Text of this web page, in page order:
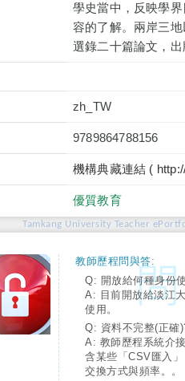
學史當中，反映學
容的了解。兩岸三
選錄二十篇論文，
zh_TW
9789864788156
機構典藏連結 (
優質教育
Tamkang University Teacher
教師歷程問與答:
Q: 開放給何種身份
A: 目前開放給淡江
使用。
Q: 資料不完整(正確
A: 教師歷程系統介
含某些「CSV匯入
交換方式與頻率。。